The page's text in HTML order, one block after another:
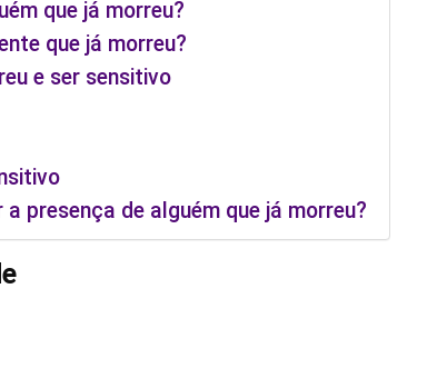
que já morreu?
que já morreu?
e ser sensitivo
presença de alguém que já morreu?